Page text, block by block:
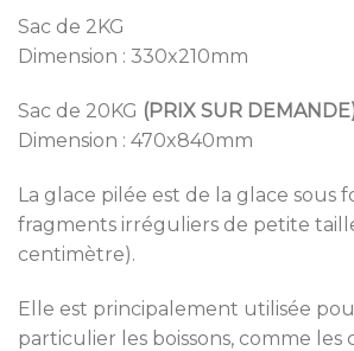
Sac de 2KG
Dimension : 330x210mm
Sac de 20KG (PRIX SUR
Dimension : 470x840mm
La glace pilée est de la glace sous
fragments irréguliers de petite
centimètre).
Elle est principalement utilisée
particulier les boissons, comme les